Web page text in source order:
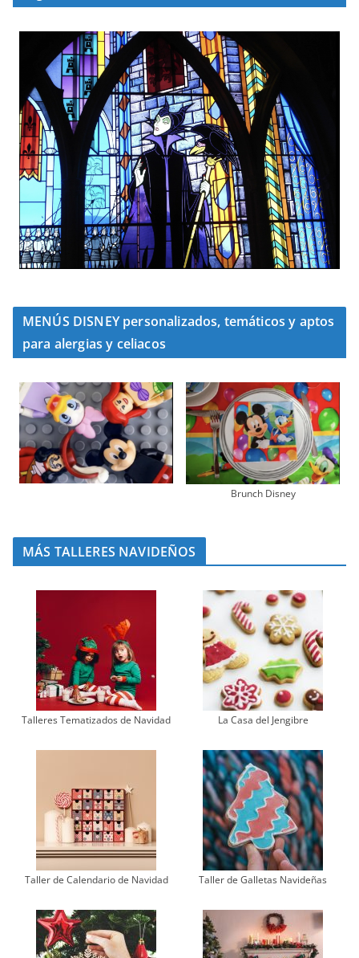
MENÚS DISNEY personalizados, temáticos y aptos
para alergias y celiacos
Brunch Disney
MÁS TALLERES NAVIDEÑOS
Talleres Tematizados de Navidad La Casa del Jengibre
Taller de Calendario de Navidad Taller de Galletas Navideñas